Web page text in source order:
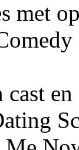
met
en